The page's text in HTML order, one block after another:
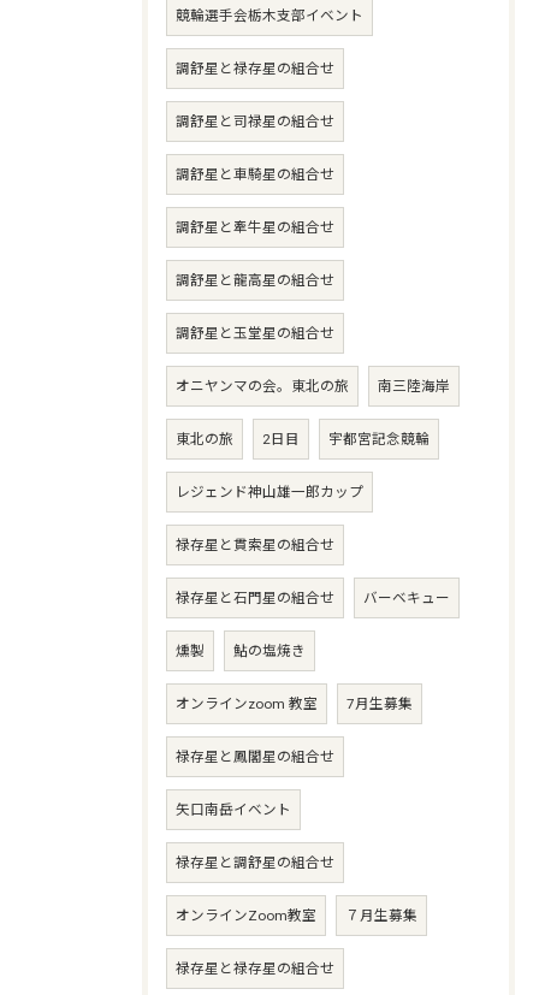
競輪選手会栃木支部イベント
調舒星と禄存星の組合せ
調舒星と司禄星の組合せ
調舒星と車騎星の組合せ
調舒星と牽牛星の組合せ
調舒星と龍高星の組合せ
調舒星と玉堂星の組合せ
オニヤンマの会。東北の旅 南三陸海岸
東北の旅 2日目 宇都宮記念競輪
レジェンド神山雄一郎カップ
禄存星と貫索星の組合せ
禄存星と石門星の組合せ バーベキュー
燻製 鮎の塩焼き
オンラインzoom 教室 7月生募集
禄存星と鳳閣星の組合せ
矢口南岳イベント
禄存星と調舒星の組合せ
オンラインZoom教室 ７月生募集
禄存星と禄存星の組合せ